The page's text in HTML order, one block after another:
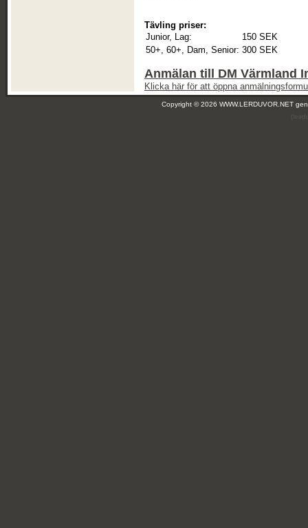
Tävling priser:
Junior, Lag:
150 SEK
50+, 60+, Dam, Senior: 300 SEK
Anmälan till DM Värmland
Klicka här för att öppna
Copyright © 2026 WWW.LERDUVOR.NET